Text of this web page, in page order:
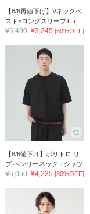
【8/6再値下げ】Vネックベ
スト×ロングスリーブT（...
¥6,490 ¥3,245 [50%OFF]
【8/6値下げ】ポリトロ リ
ブ ヘンリーネック Tシャツ
¥6,050 ¥4,235 [30%OFF]